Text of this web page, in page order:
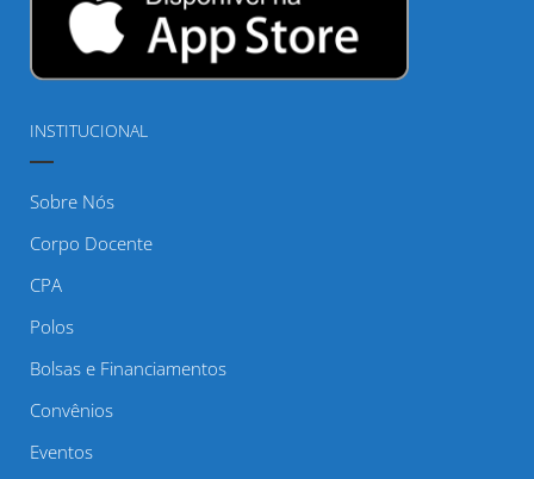
INSTITUCIONAL
Sobre Nós
Corpo Docente
CPA
Polos
Bolsas e Financiamentos
Convênios
Eventos